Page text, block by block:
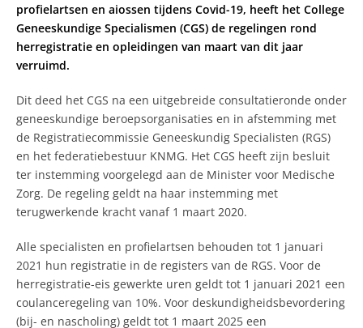
profielartsen en aiossen tijdens Covid-19, heeft het College
Geneeskundige Specialismen (CGS) de regelingen rond
herregistratie en opleidingen van maart van dit jaar
verruimd.
Dit deed het CGS na een uitgebreide consultatieronde onder
geneeskundige beroepsorganisaties en in afstemming met
de Registratiecommissie Geneeskundig Specialisten (RGS)
en het federatiebestuur KNMG. Het CGS heeft zijn besluit
ter instemming voorgelegd aan de Minister voor Medische
Zorg. De regeling geldt na haar instemming met
terugwerkende kracht vanaf 1 maart 2020.
Alle specialisten en profielartsen behouden tot 1 januari
2021 hun registratie in de registers van de RGS. Voor de
herregistratie-eis gewerkte uren geldt tot 1 januari 2021 een
coulanceregeling van 10%. Voor deskundigheidsbevordering
(bij- en nascholing) geldt tot 1 maart 2025 een